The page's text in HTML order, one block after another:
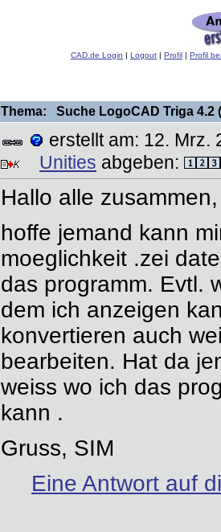
CAD.de Login | Logout | Profil | Profil
Thema: Suche LogoCAD Triga 4.2
erstellt am: 12.
Unities abgeben:
Hallo alle zusammen,
hoffe jemand kann
moeglichkeit .zei
das programm. Evtl.
dem ich anzeigen
konvertieren auch
bearbeiten. Hat da
weiss wo ich das
kann .
Gruss, SIM
Eine Antwort auf